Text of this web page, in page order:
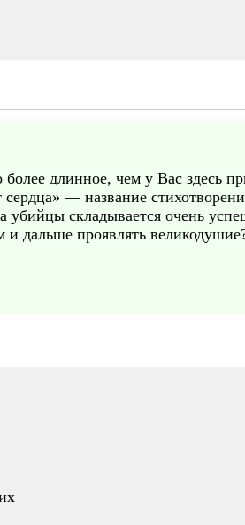
длинное, чем у Вас здесь
— название
убийцы складывается очень
дальше проявлять